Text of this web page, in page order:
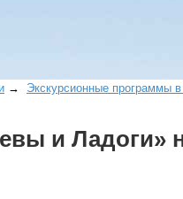
→ Экскурсионные программы
и Ладоги»